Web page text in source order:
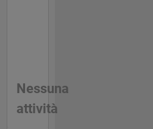
Nessuna
attività